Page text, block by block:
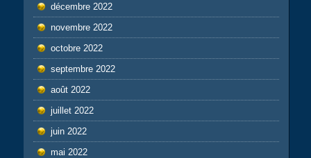
décembre 2022
novembre 2022
octobre 2022
septembre 2022
août 2022
juillet 2022
juin 2022
mai 2022